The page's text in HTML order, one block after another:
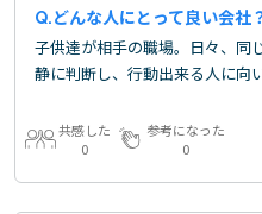
どんな人にとって良い会社
子供達が相手の職場。日々、同
静に判断し、行動出来る人に向
共感した
0
参考になった
0